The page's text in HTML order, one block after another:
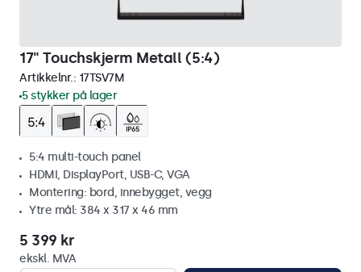
17" Touchskjerm Metall (5:4)
Artikkelnr.: 17TSV7M
5 stykker på lager
5:4 multi-touch panel
HDMI, DisplayPort, USB-C, VGA
Montering: bord, innebygget, vegg
Ytre mål: 384 x 317 x 46 mm
5 399 kr
ekskl. MVA